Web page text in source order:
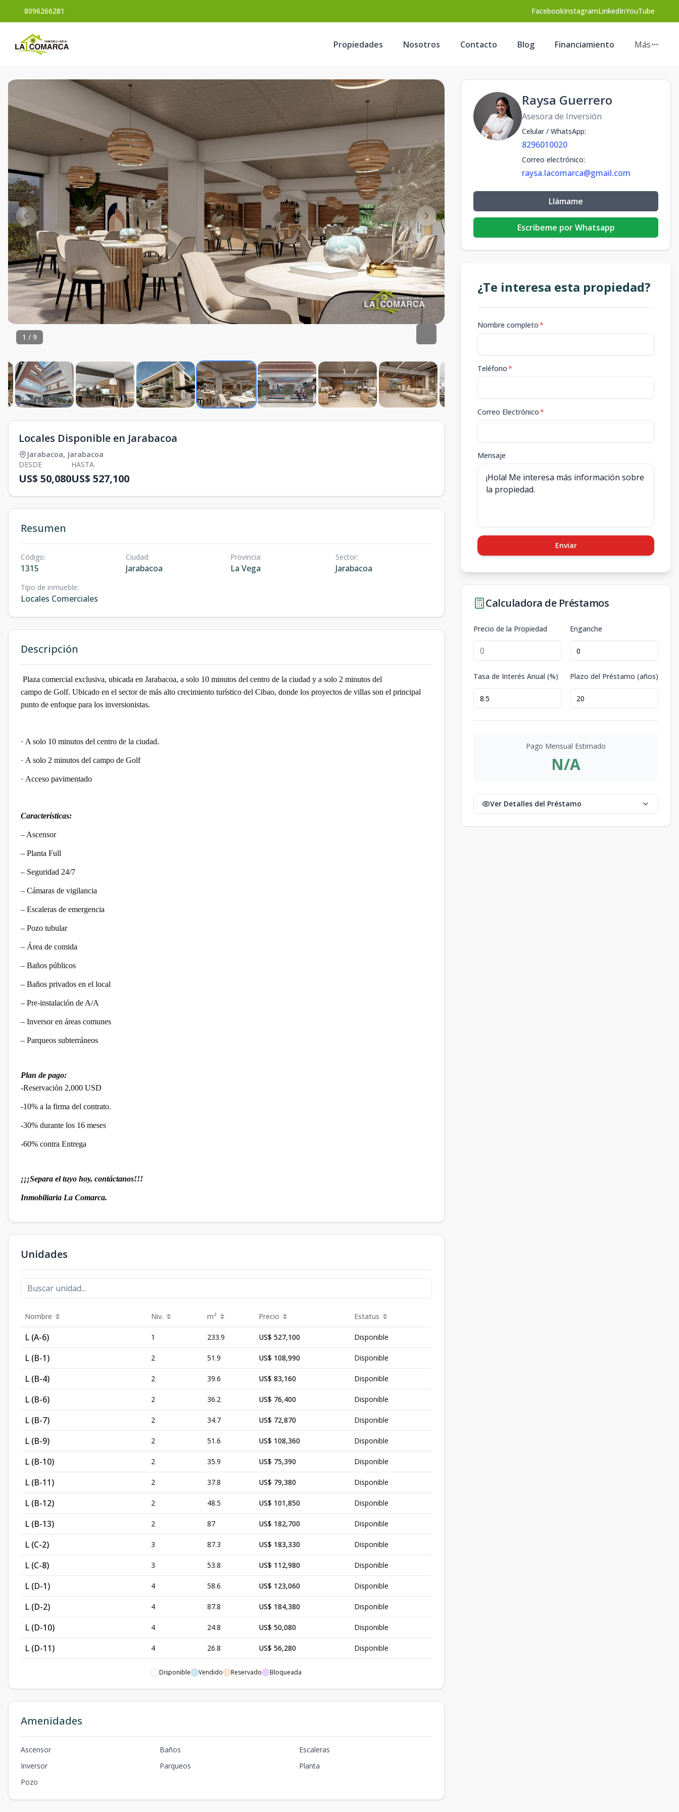
8096266281 FacebookInstagramLinkedInYouTube
Propiedades Nosotros Contacto Blog Financiamiento Más
1 / 9
Locales Disponible en Jarabacoa
Jarabacoa, Jarabacoa
DESDE
US$ 50,080
HASTA
US$ 527,100
Resumen
Código:
1315
Ciudad:
Jarabacoa
Provincia:
La Vega
Sector:
Jarabacoa
Tipo de inmueble:
Locales Comerciales
Descripción
Plaza comercial exclusiva, ubicada en Jarabacoa, a solo 10 minutos del centro de la ciudad y a solo 2 minutos del
campo de Golf. Ubicado en el sector de más alto crecimiento turístico del Cibao, donde los proyectos de villas son el principal
punto de enfoque para los inversionistas.
· A solo 10 minutos del centro de la ciudad.
· A solo 2 minutos del campo de Golf
· Acceso pavimentado
Características:
– Ascensor
– Planta Full
– Seguridad 24/7
– Cámaras de vigilancia
– Escaleras de emergencia
– Pozo tubular
– Área de comida
– Baños públicos
– Baños privados en el local
– Pre-instalación de A/A
– Inversor en áreas comunes
– Parqueos subterráneos
Plan de pago:
-Reservación 2,000 USD
-10% a la firma del contrato.
-30% durante los 16 meses
-60% contra Entrega
¡¡¡Separa el tuyo hoy, contáctanos!!!
Inmobiliaria La Comarca.
Unidades
Nombre Niv. m² Precio Estatus
L (A-6) 1 233.9 US$ 527,100 Disponible
L (B-1) 2 51.9 US$ 108,990 Disponible
L (B-4) 2 39.6 US$ 83,160 Disponible
L (B-6) 2 36.2 US$ 76,400 Disponible
L (B-7) 2 34.7 US$ 72,870 Disponible
L (B-9) 2 51.6 US$ 108,360 Disponible
L (B-10) 2 35.9 US$ 75,390 Disponible
L (B-11) 2 37.8 US$ 79,380 Disponible
L (B-12) 2 48.5 US$ 101,850 Disponible
L (B-13) 2 87 US$ 182,700 Disponible
L (C-2) 3 87.3 US$ 183,330 Disponible
L (C-8) 3 53.8 US$ 112,980 Disponible
L (D-1) 4 58.6 US$ 123,060 Disponible
L (D-2) 4 87.8 US$ 184,380 Disponible
L (D-10) 4 24.8 US$ 50,080 Disponible
L (D-11) 4 26.8 US$ 56,280 Disponible
1 90.4 US$ 189,840
Disponible Vendido Reservado Bloqueada
Amenidades
Ascensor Baños
Escaleras
Inversor
Parqueos
Planta
Pozo
Raysa Guerrero
Asesora de Inversión
Celular / WhatsApp:
8296010020
Correo electrónico:
raysa.lacomarca@gmail.com
Llámame
Escribeme por Whatsapp
¿Te interesa esta propiedad?
Nombre completo*
Teléfono*
Correo Electrónico*
Mensaje
Enviar
Calculadora de Préstamos
Precio de la Propiedad Enganche
Tasa de Interés Anual (%) Plazo del Préstamo (años)
Pago Mensual Estimado
N/A
Ver Detalles del Préstamo